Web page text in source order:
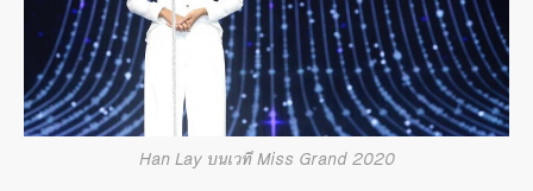
Han Lay บนเวที Miss Grand 2020